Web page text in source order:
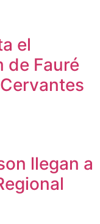
el
de Fauré
llegan a